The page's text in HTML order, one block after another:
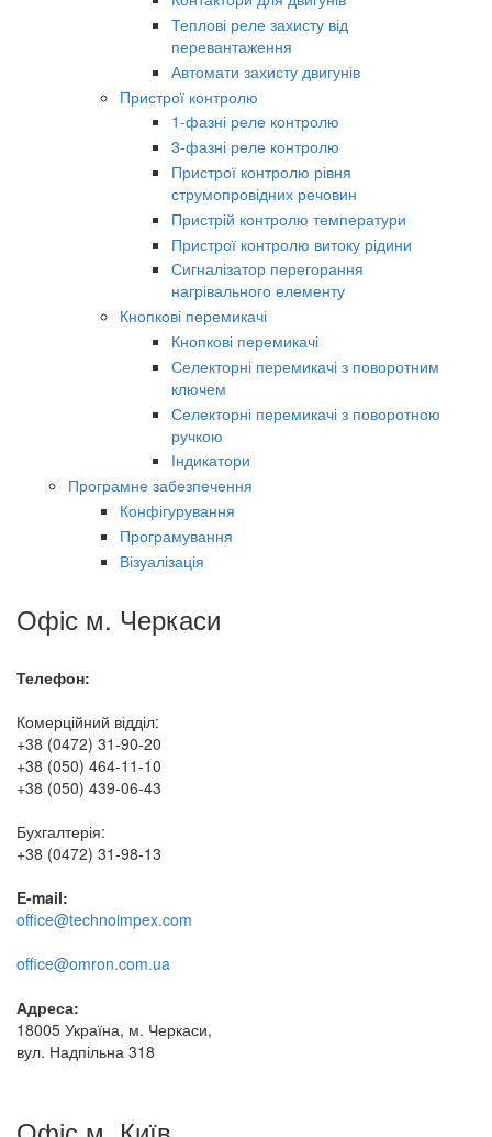
Теплові реле захисту від
перевантаження
Автомати захисту двигунів
Пристрої контролю
1-фазні реле контролю
3-фазні реле контролю
Пристрої контролю рівня
струмопровідних речовин
Пристрій контролю температури
Пристрої контролю витоку рідини
Сигналізатор перегорання
нагрівального елементу
Кнопкові перемикачі
Кнопкові перемикачі
Селекторні перемикачі з поворотним
ключем
Селекторні перемикачі з поворотною
ручкою
Індикатори
Програмне забезпечення
Конфігурування
Програмування
Візуалізація
Офіс м. Черкаси
Телефон:
Комерційний відділ:
+38 (0472) 31-90-20
+38 (050) 464-11-10
+38 (050) 439-06-43
Бухгалтерія:
+38 (0472) 31-98-13
E-mail:
office@technoimpex.com
office@omron.com.ua
Адреса:
18005 Україна, м. Черкаси,
вул. Надпільна 318